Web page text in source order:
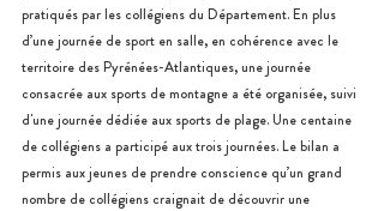
pratiqués par les collégiens du Département. En plus
d’une journée de sport en salle, en cohérence avec le
territoire des Pyrénées-Atlantiques, une journée
consacrée aux sports de montagne a été organisée, suivi
d'une journée dédiée aux sports de plage. Une centaine
de collégiens a participé aux trois journées. Le bilan a
permis aux jeunes de prendre conscience qu’un grand
nombre de collégiens craignait de découvrir une